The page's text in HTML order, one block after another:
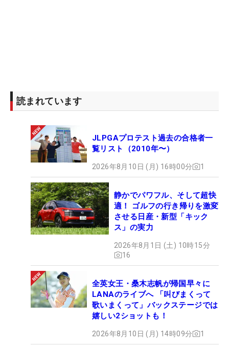
読まれています
JLPGAプロテスト過去の合格者一
覧リスト（2010年〜）
2026年8月10日 (月) 16時00分 1
静かでパワフル、そして超快
適！ ゴルフの行き帰りを激変
させる日産・新型「キック
ス」の実力
2026年8月1日 (土) 10時15分
16
全英女王・桑木志帆が帰国早々に
LANAのライブへ 「叫びまくって
歌いまくって」バックステージでは
嬉しい2ショットも！
2026年8月10日 (月) 14時09分 1